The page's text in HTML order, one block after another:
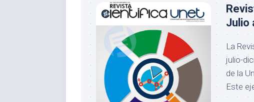
Julio
La
julio-
de la
Este